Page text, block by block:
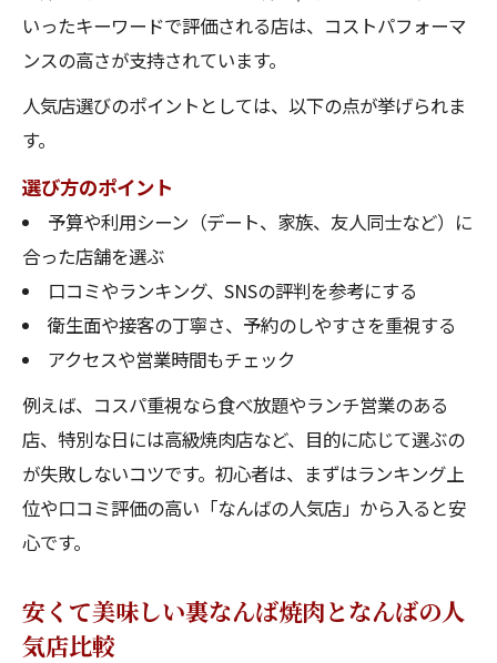
いったキーワードで評価される店は、コストパフォーマ
ンスの高さが支持されています。
人気店選びのポイントとしては、以下の点が挙げられま
す。
選び方のポイント
予算や利用シーン（デート、家族、友人同士など）に
合った店舗を選ぶ
口コミやランキング、SNSの評判を参考にする
衛生面や接客の丁寧さ、予約のしやすさを重視する
アクセスや営業時間もチェック
例えば、コスパ重視なら食べ放題やランチ営業のある
店、特別な日には高級焼肉店など、目的に応じて選ぶの
が失敗しないコツです。初心者は、まずはランキング上
位や口コミ評価の高い「なんばの人気店」から入ると安
心です。
安くて美味しい裏なんば焼肉となんばの人
気店比較